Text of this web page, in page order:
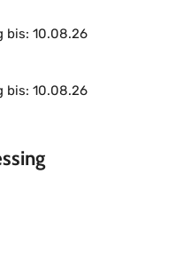
bis: 10.08.26
bis: 10.08.26